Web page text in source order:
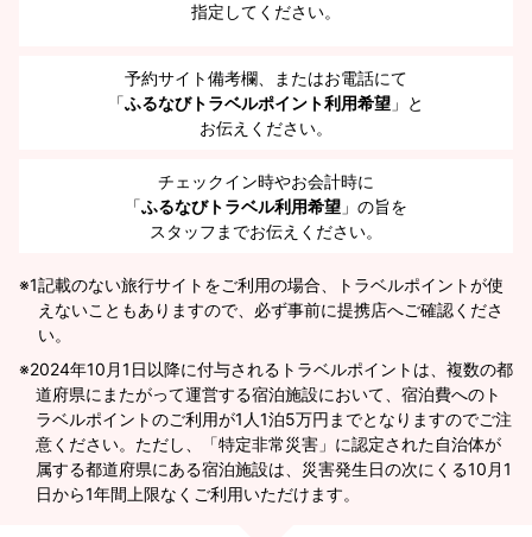
指定してください。
予約サイト備考欄、またはお電話にて
「ふるなびトラベルポイント利用希望 」と
お伝えください。
チェックイン時やお会計時に
「ふるなびトラベル利用希望 」の旨を
スタッフまでお伝えください。
※1記載のない旅行サイトをご利用の場合、トラベルポイントが使
えないこともありますので、必ず事前に提携店へご確認くださ
い。
2024年10月1日以降に付与されるトラベルポイントは、複数の都
道府県にまたがって運営する宿泊施設において、宿泊費へのト
ラベルポイントのご利用が1人1泊5万円までとなりますのでご注
意ください。ただし、「特定非常災害」に認定された自治体が
属する都道府県にある宿泊施設は、災害発生日の次にくる10月1
日から1年間上限なくご利用いただけます。